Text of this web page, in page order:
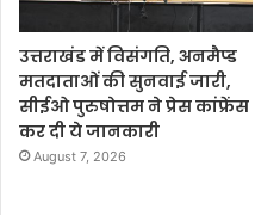
उत्तराखंड में विसंगति, अनमैप्ड
मतदाताओं की सुनवाई जारी,
सीईओ पुरुषोत्तम ने प्रेस कांफ्रेंस
कर दी ये जानकारी
August 7, 2026